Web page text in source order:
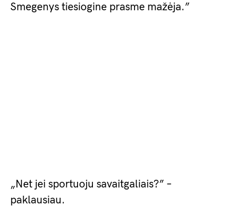
Smegenys tiesiogine prasme mažėja.”
„Net jei sportuoju savaitgaliais?” –
paklausiau.